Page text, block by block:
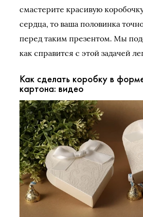
смастерите красивую
сердца, то ваша половинка
перед таким презентом. Мы
как справится с этой задачей
Как сделать коробку в
картона: видео